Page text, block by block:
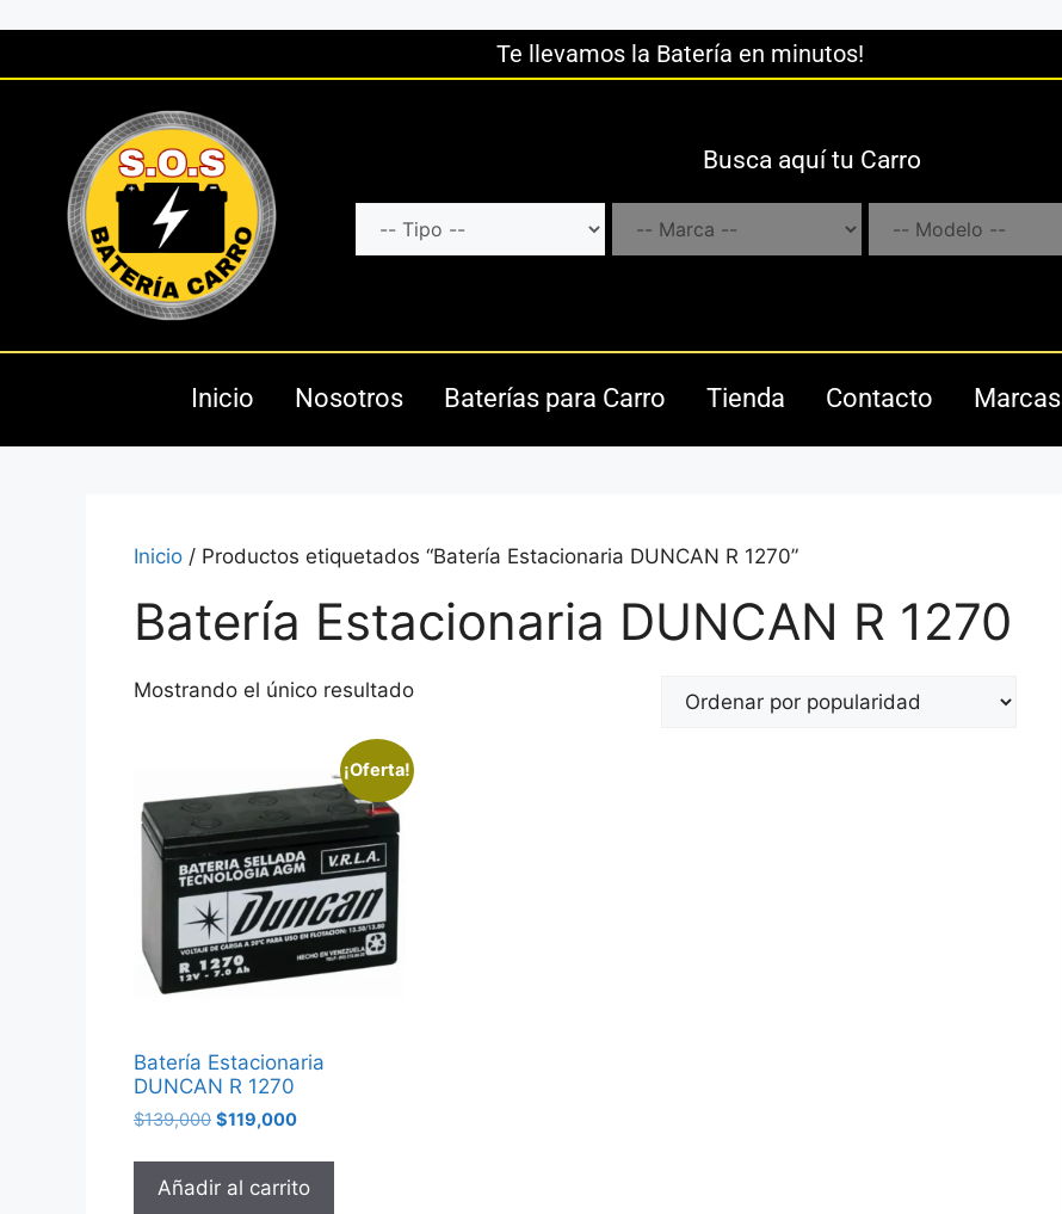
Te llevamos la Batería en minutos!
Busca aquí tu Carro
Inicio Nosotros Baterías para Carro Tienda Contacto Marcas
Inicio / Productos etiquetados “Batería Estacionaria DUNCAN R 1270”
Batería Estacionaria DUNCAN R 1270
Mostrando el único resultado
¡Oferta!
Batería Estacionaria
DUNCAN R 1270
$139,000 $119,000
Añadir al carrito